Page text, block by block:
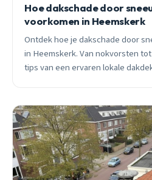
Hoe dakschade door
voorkomen in Heemskerk
Ontdek hoe je dakschade door
in Heemskerk. Van nokvorsten
tips van een ervaren lokale